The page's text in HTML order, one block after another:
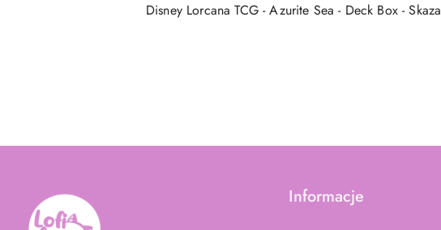
Disney Lorcana TCG - Azurite Sea - Deck Box - Skaza
Informacje